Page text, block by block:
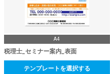
A4
税理士_セミナー案内_表面
テンプレートを選択する